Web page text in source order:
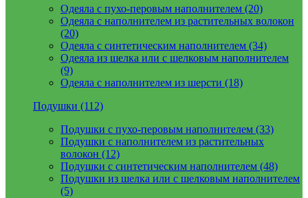
Одеяла с пухо-перовым наполнителем (20)
Одеяла с наполнителем из растительных волокон
(20)
Одеяла с синтетическим наполнителем (34)
Одеяла из шелка или с шелковым наполнителем
(9)
Одеяла с наполнителем из шерсти (18)
Подушки (112)
Подушки с пухо-перовым наполнителем (33)
Подушки с наполнителем из растительных
волокон (12)
Подушки с синтетическим наполнителем (48)
Подушки из шелка или с шелковым наполнителем
(5)